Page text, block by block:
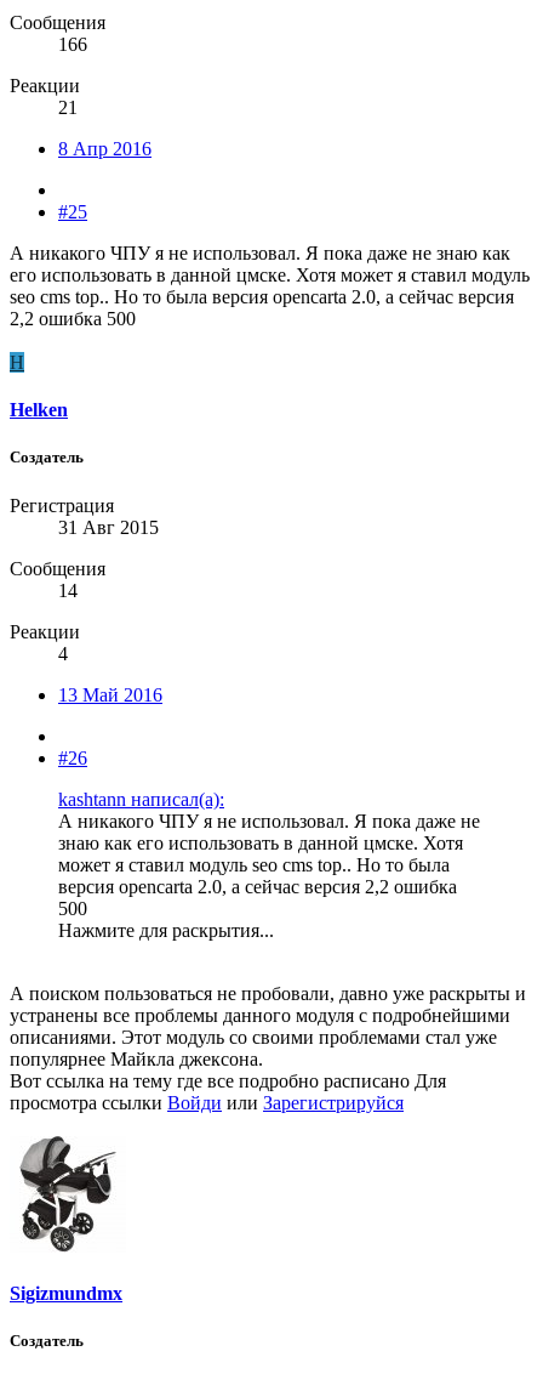
Сообщения
166
Реакции
21
8 Апр 2016
#25
А никакого ЧПУ я не использовал. Я пока даже не знаю как
его использовать в данной цмске. Хотя может я ставил модуль
seo cms top.. Но то была версия opencarta 2.0, а сейчас версия
2,2 ошибка 500
H
Helken
Создатель
Регистрация
31 Авг 2015
Сообщения
14
Реакции
4
13 Май 2016
#26
kashtann написал(а):
А никакого ЧПУ я не использовал. Я пока даже не
знаю как его использовать в данной цмске. Хотя
может я ставил модуль seo cms top.. Но то была
версия opencarta 2.0, а сейчас версия 2,2 ошибка
500
Нажмите для раскрытия...
А поиском пользоваться не пробовали, давно уже раскрыты и
устранены все проблемы данного модуля с подробнейшими
описаниями. Этот модуль со своими проблемами стал уже
популярнее Майкла джексона.
Вот ссылка на тему где все подробно расписано Для
просмотра ссылки Войди или Зарегистрируйся
Sigizmundmx
Создатель